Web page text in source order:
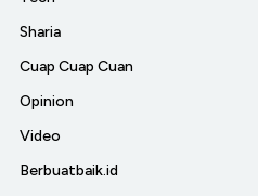
Sharia
Cuap Cuap Cuan
Opinion
Video
Berbuatbaik.id